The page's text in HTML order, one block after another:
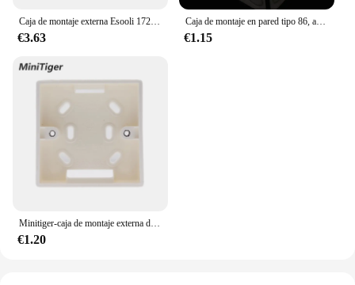
Caja de montaje externa Esooli 172mm * 86mm * 33mm para interruptores o enchufes de doble toque tipo 86 se aplican para cualquier posición de superficie de pared
€3.63
Caja de montaje en pared tipo 86, accesorios para interruptores táctiles de luz
€1.15
Minitiger-caja de montaje externa de 86mm x 86mm x 34mm para interruptor táctil estándar de 86mm y enchufe para cualquier posición de superficie de pared
€1.20